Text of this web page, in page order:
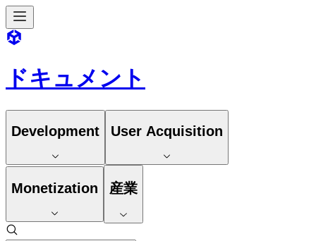
ドキュメント
Development User Acquisition
Monetization 産業